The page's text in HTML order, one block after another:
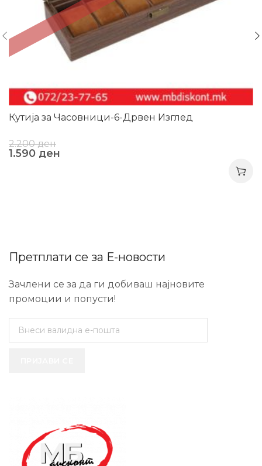
Кутија за Часовници-6-Дрвен Изглед
2.200ден
1.590 ден
Претплати се за Е-новости
Зачлени се за да ги добиваш најновите
промоции и попусти!